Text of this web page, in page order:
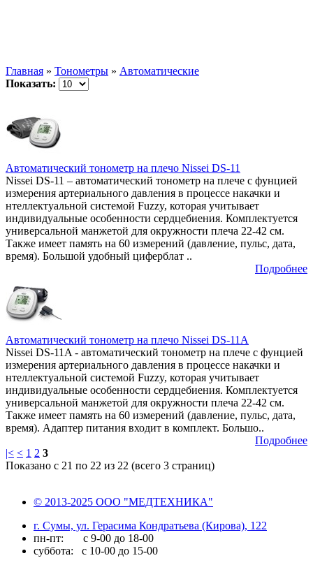
Главная » Тонометры » Автоматические
Показать:
Автоматический тонометр на плечо Nissei DS-11
Nissei DS-11 – автоматический тонометр на плече c фунцией
измерения артериального давления в процессе накачки и
нтеллектуальной системой Fuzzy, которая учитывает
индивидуальные особенности сердцебиения. Комплектуется
универсальной манжетой для окружности плеча 22-42 см.
Также имеет память на 60 измерений (давление, пульс, дата,
время). Большой удобный циферблат ..
Подробнее
Автоматический тонометр на плечо Nissei DS-11A
Nissei DS-11A - автоматический тонометр на плече c фунцией
измерения артериального давления в процессе накачки и
нтеллектуальной системой Fuzzy, которая учитывает
индивидуальные особенности сердцебиения. Комплектуется
универсальной манжетой для окружности плеча 22-42 см.
Также имеет память на 60 измерений (давление, пульс, дата,
время). Адаптер питания входит в комплект. Большо..
Подробнее
|< < 1 2 3
Показано с 21 по 22 из 22 (всего 3 страниц)
© 2013-2025 ООО "МЕДТЕХНИКА"
г. Сумы, ул. Герасима Кондратьева (Кирова), 122
пн-пт: с 9-00 до 18-00
суббота: с 10-00 до 15-00